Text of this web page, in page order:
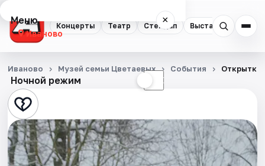
Концерты Театр Стендап Выставки Спорт
Меню ×
Иваново
Концерты
Театр
Стендап
Выставки
Ночной режим ☾
Иваново Музей семьи Цветаевых События Открытки